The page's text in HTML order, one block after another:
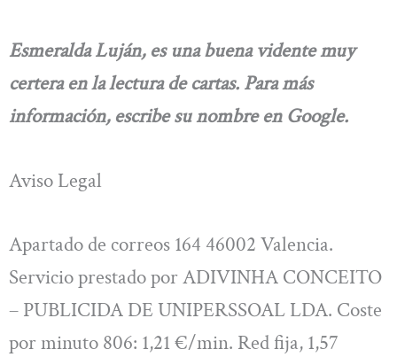
Esmeralda Luján, es una buena vidente muy
certera en la lectura de cartas. Para más
información, escribe su nombre en Google.
Aviso Legal
Apartado de correos 164 46002 Valencia.
Servicio prestado por ADIVINHA CONCEITO
– PUBLICIDA DE UNIPERSSOAL LDA. Coste
por minuto 806: 1,21 €/min. Red fija, 1,57